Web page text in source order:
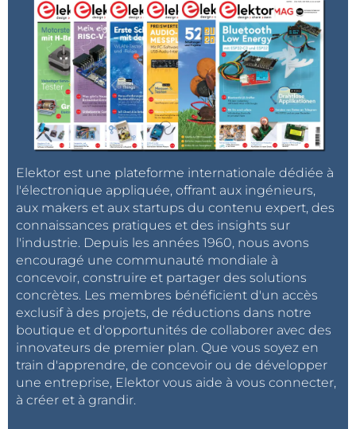
Elektor est une plateforme internationale dédiée à
l'électronique appliquée, offrant aux ingénieurs,
aux makers et aux startups du contenu expert, des
connaissances pratiques et des insights sur
l'industrie. Depuis les années 1960, nous avons
encouragé une communauté mondiale à
concevoir, construire et partager des solutions
concrètes. Les membres bénéficient d'un accès
exclusif à des projets, de réductions dans notre
boutique et d'opportunités de collaborer avec des
innovateurs de premier plan. Que vous soyez en
train d'apprendre, de concevoir ou de développer
une entreprise, Elektor vous aide à vous connecter,
à créer et à grandir.